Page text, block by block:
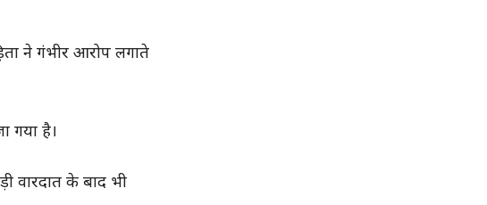
ने गंभीर आरोप लगाते
गया है।
वारदात के बाद भी